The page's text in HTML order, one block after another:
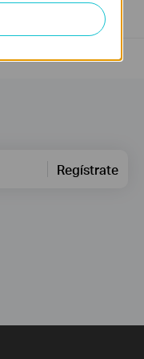
Regístrate